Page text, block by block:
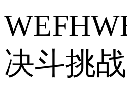
决斗挑战